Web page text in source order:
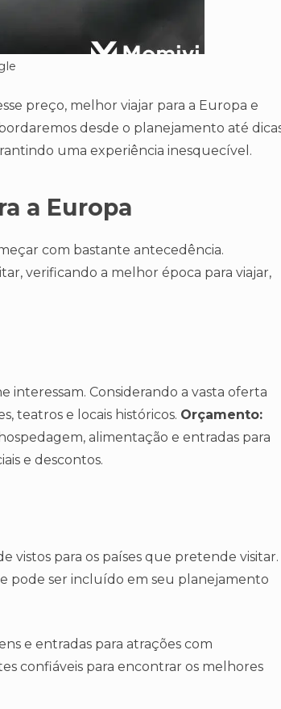
preço, melhor viajar para a Europa e
desde o planejamento até
uma experiência inesquecível.
a Europa
com bastante antecedência.
verificando a melhor época para viajar,
interessam. Considerando a vasta oferta
teatros e locais históricos. Orçamento:
alimentação e entradas para
e descontos.
vistos para os países que pretende visitar.
pode ser incluído em seu planejamento
e entradas para atrações com
confiáveis para encontrar os melhores